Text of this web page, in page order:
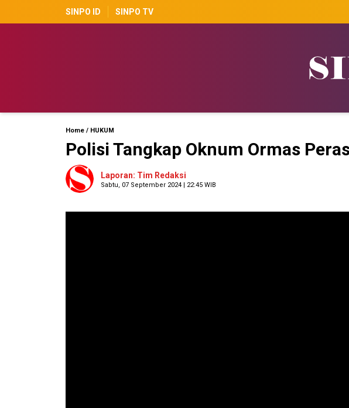
SINPO ID SINPO TV
Home / HUKUM
Polisi Tangkap Oknum Ormas
Laporan: Tim Redaksi
Sabtu, 07 September 2024 | 22:45 WIB